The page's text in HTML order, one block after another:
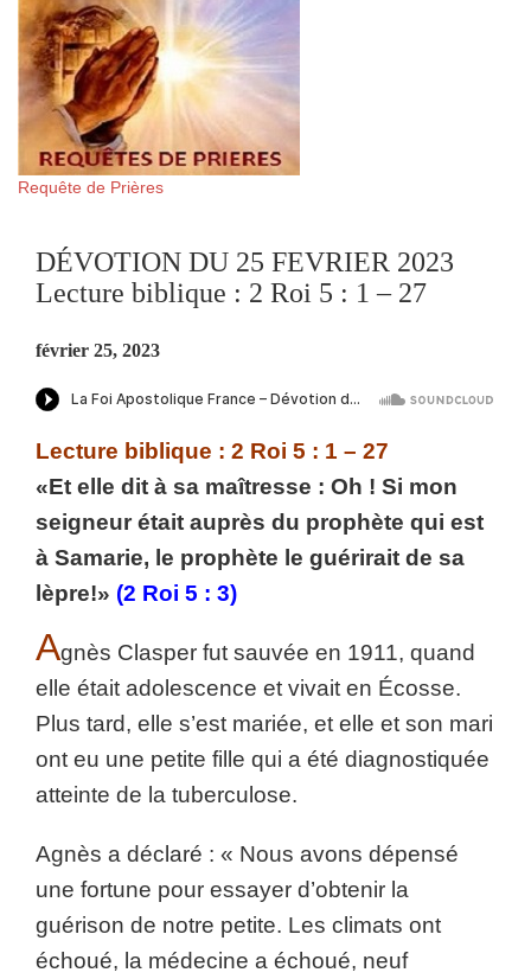
Requête de Prières
DÉVOTION DU 25 FEVRIER 2023
Lecture biblique : 2 Roi 5 : 1 – 27
février 25, 2023
Lecture biblique : 2 Roi 5 : 1 – 27
«Et elle dit à sa maîtresse : Oh ! Si mon
seigneur était auprès du prophète qui est
à Samarie, le prophète le guérirait de sa
lèpre!» (2 Roi 5 : 3)
Agnès Clasper fut sauvée en 1911, quand
elle était adolescence et vivait en Écosse.
Plus tard, elle s’est mariée, et elle et son mari
ont eu une petite fille qui a été diagnostiquée
atteinte de la tuberculose.
Agnès a déclaré : « Nous avons dépensé
une fortune pour essayer d’obtenir la
guérison de notre petite. Les climats ont
échoué, la médecine a échoué, neuf